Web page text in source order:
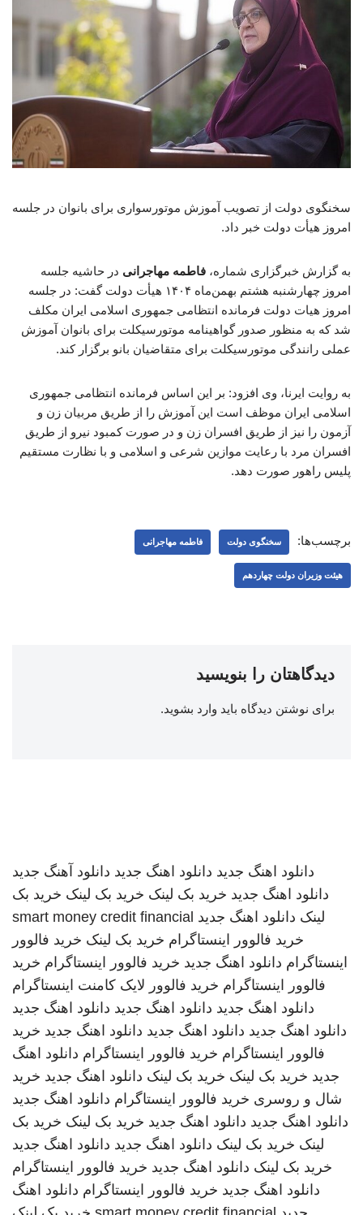
سخنگوی دولت از تصویب آموزش موتورسواری برای بانوان در جلسه
امروز هیأت دولت خبر داد.
به گزارش خبرگزاری شماره، فاطمه مهاجرانی در حاشیه جلسه
امروز چهارشنبه هشتم بهمن‌ماه ۱۴۰۴ هیأت دولت گفت: در جلسه
امروز هیات دولت فرمانده انتظامی جمهوری اسلامی ایران مکلف
شد که به منظور صدور گواهینامه موتورسیکلت برای بانوان آموزش
عملی رانندگی موتورسیکلت برای متقاضیان بانو برگزار کند.
به روایت ایرنا، وی افزود: بر این اساس فرمانده انتظامی جمهوری
اسلامی ایران موظف است این آموزش را از طریق مربیان زن و
آزمون را نیز از طریق افسران زن و در صورت کمبود نیرو از طریق
افسران مرد با رعایت موازین شرعی و اسلامی و با نظارت مستقیم
پلیس راهور صورت دهد.
برچسب‌ها: سخنگوی دولت فاطمه مهاجرانی
هیئت وزیران دولت چهاردهم
دیدگاهتان را بنویسید
برای نوشتن دیدگاه باید وارد بشوید.
دانلود اهنگ جدید دانلود اهنگ جدید دانلود آهنگ جدید
دانلود اهنگ جدید خرید بک لینک خرید بک لینک خرید بک
لینک دانلود اهنگ جدید smart money credit financial
خرید فالوور اینستاگرام خرید بک لینک خرید فالوور
اینستاگرام دانلود اهنگ جدید خرید فالوور اینستاگرام خرید
فالوور اینستاگرام خرید فالوور لایک کامنت اینستاگرام
دانلود اهنگ جدید دانلود اهنگ جدید دانلود اهنگ جدید
دانلود اهنگ جدید دانلود اهنگ جدید دانلود اهنگ جدید خرید
فالوور اینستاگرام خرید فالوور اینستاگرام دانلود اهنگ
جدید خرید بک لینک خرید بک لینک دانلود اهنگ جدید خرید
شال و روسری خرید فالوور اینستاگرام دانلود اهنگ جدید
دانلود اهنگ جدید دانلود اهنگ جدید خرید بک لینک خرید بک
لینک خرید بک لینک دانلود اهنگ جدید دانلود اهنگ جدید
خرید بک لینک دانلود اهنگ جدید خرید فالوور اینستاگرام
دانلود اهنگ جدید خرید فالوور اینستاگرام دانلود اهنگ